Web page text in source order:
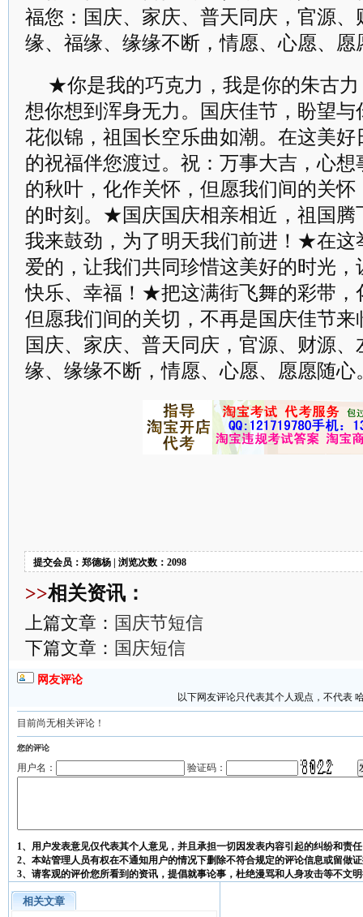
福您：国庆、家庆、普天同庆，官源
缘、福缘、缘缘不断，情愿、心愿、愿
★你是我的巧克力，我是你的朱古
想你想到浑身无力。国庆佳节，盼望
花似锦，祖国长空乐曲如潮。在这美
的祝福伴您渡过。祝：万事大吉，心
的秋叶，化作关怀，但愿我们间的关
的时刻。★国庆国庆相亲相近，祖国腾
我来鼓劲，为了明天我们前进！★在这
爱的，让我们共同珍惜这美好的时光
快乐、幸福！★把这满街飞舞的彩带，
但愿我们间的关切，不再是国庆佳节
国庆、家庆、普天同庆，官源、财源
缘、缘缘不断，情愿、心愿、愿愿随心
提交会员：郑德杨 | 浏览次数：2098
>>相关资讯：
上篇文章： 国庆节短信
下篇文章： 国庆短信
网友评论
以下网友评论只代表其个人观点，不代表
目前尚无相关评论！
您的评论
用户名： 验证码：
1、用户发表意见仅代表其个人意见，并且承担一切因发表内容引起的纠纷和责
2、本站管理人员有权在不通知用户的情况下删除不符合规定的评论信息或留做
3、请客观的评价您所看到的资讯，提倡就事论事，杜绝漫骂和人身攻击等不文
相关文章